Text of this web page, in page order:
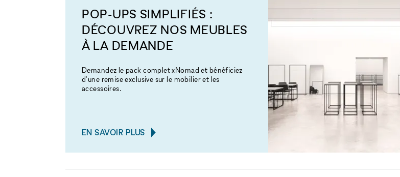
POP-UPS SIMPLIFIÉS :
DÉCOUVREZ NOS MEUBLES
À LA DEMANDE
Demandez le pack complet xNomad et bénéficiez
d'une remise exclusive sur le mobilier et les
accessoires.
EN SAVOIR PLUS